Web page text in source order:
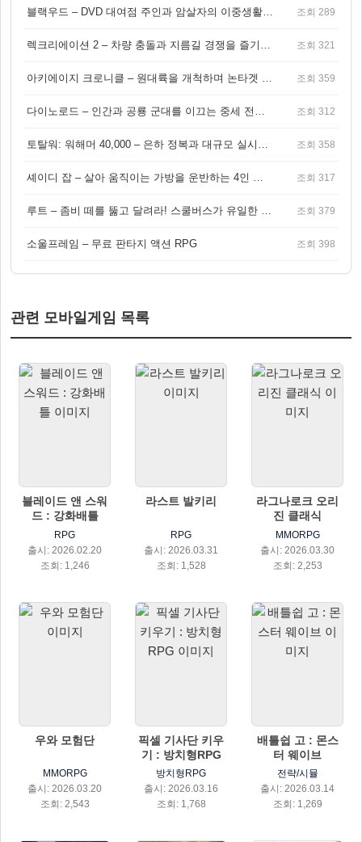
블랙우드 – DVD 대여점 주인과 암살자의 이중생활을 그린 3인칭 액션 스릴러 게임 조회 289
렉크리에이션 2 – 차량 충돌과 지름길 경쟁을 즐기는 오픈월드 아케이드 레이싱 게임 조회 321
아키에이지 크로니클 – 원대륙을 개척하며 논타겟 전투를 즐기는 오픈월드 MMORPG 조회 359
다이노로드 – 인간과 공룡 군대를 이끄는 중세 전략 액션 RPG 조회 312
토탈워: 워해머 40,000 – 은하 정복과 대규모 실시간 전투가 결합된 전략 게임! 조회 358
셰이디 잡 – 살아 움직이는 가방을 운반하는 4인 협동 물리 어드벤처 게임 조회 317
루트 – 좀비 떼를 뚫고 달려라! 스쿨버스가 유일한 집이 되는 4인 협동 생존 게임 조회 379
소울프레임 – 무료 판타지 액션 RPG 조회 398
관련 모바일게임 목록
블레이드 앤 스워
드 : 강화배틀
RPG
출시: 2026.02.20
조회: 1,246
라스트 발키리
RPG
출시: 2026.03.31
조회: 1,528
라그나로크 오리
진 클래식
MMORPG
출시: 2026.03.30
조회: 2,253
우와 모험단
MMORPG
출시: 2026.03.20
조회: 2,543
픽셀 기사단 키우
기 : 방치형RPG
방치형RPG
출시: 2026.03.16
조회: 1,768
배틀쉽 고 : 몬스
터 웨이브
전략/시뮬
출시: 2026.03.14
조회: 1,269